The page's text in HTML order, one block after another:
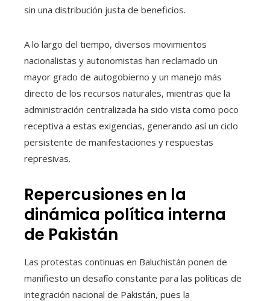
sin una distribución justa de beneficios.
A lo largo del tiempo, diversos movimientos
nacionalistas y autonomistas han reclamado un
mayor grado de autogobierno y un manejo más
directo de los recursos naturales, mientras que la
administración centralizada ha sido vista como poco
receptiva a estas exigencias, generando así un ciclo
persistente de manifestaciones y respuestas
represivas.
Repercusiones en la
dinámica política interna
de Pakistán
Las protestas continuas en Baluchistán ponen de
manifiesto un desafío constante para las políticas de
integración nacional de Pakistán, pues la